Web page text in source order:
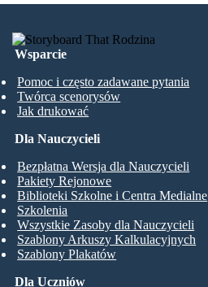
Wsparcie
Pomoc i często zadawane pytania
Twórca scenorysów
Jak drukować
Dla Uczniów
Dla Nauczycieli
Bezpłatna Wersja dla Nauczycieli
Pakiety Rejonowe
Biblioteki Szkolne i Centra Medialne
Szkolenia
Wszystkie Zasoby dla Nauczycieli
Szablony Arkuszy Kalkulacyjnych
Szablony Plakatów